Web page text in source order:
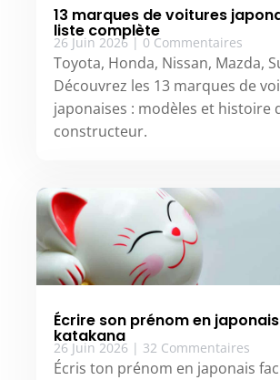
13 marques de voitures
liste complète
26 Juin 2026 | 0 Commentaires
Toyota, Honda, Nissan, Mazda,
Découvrez les 13 marques de
japonaises : modèles et histoire
constructeur.
Écrire son prénom en
katakana
26 Juin 2026 | 32 Commentaires
Écris ton prénom en japonais